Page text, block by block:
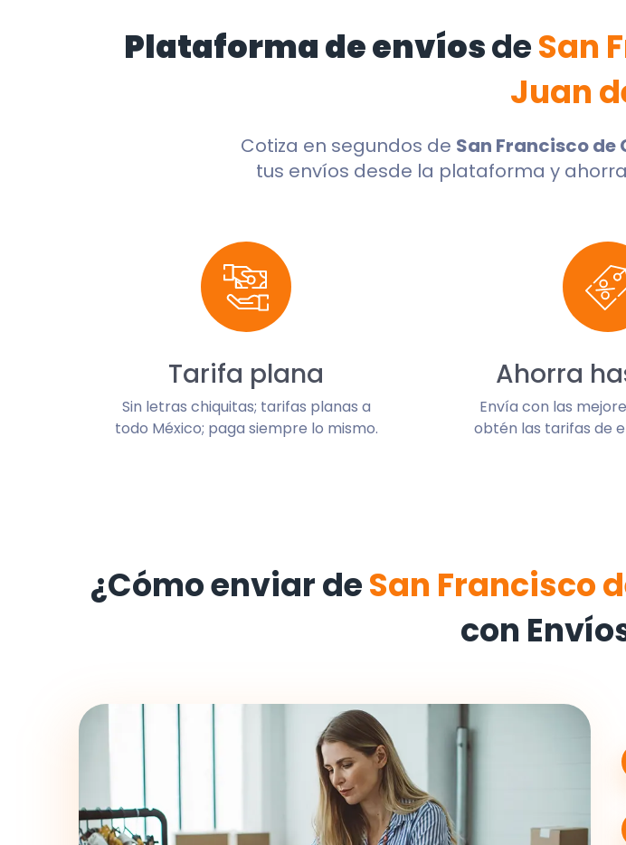
Plataforma de envíosdeSan
Juan
Cotiza en segundos de San Francisco de
tus envíos desde la plataforma y
Tarifa plana
Sin letras chiquitas; tarifas planas a
todo México; paga siempre lo mismo.
Ahorra
Envía con las
obtén las tarifas de
¿Cómo enviar deSan Francisco
con